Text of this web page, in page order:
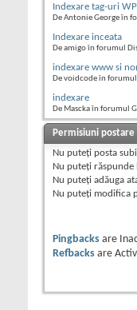
Indexare tag-uri WP
De Antonie George în
Indexare inceata
De amigo în forumul
indexare www si
De voidcode în
indexare
De Mascka în forumul
Permisiuni postare
Nu puteţi posta
Nu puteţi răspunde
Nu puteţi adăuga
Nu puteţi modifica
Pingbacks are
Refbacks are Activ